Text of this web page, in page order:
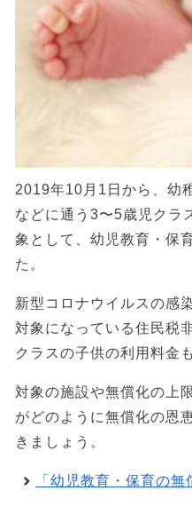
2019年10月1日から、幼
などに通う3〜5歳児クラ
象として、幼児教育・保
た。
新型コロナウイルスの感
対象になっている住民税
クラスの子供の利用料金
対象の施設や無償化の上
がどのように無償化の恩
きましょう。
「幼児教育・保育の